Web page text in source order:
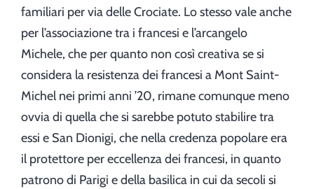
familiari per via delle Crociate. Lo stesso vale anche
per l’associazione tra i francesi e l’arcangelo
Michele, che per quanto non così creativa se si
considera la resistenza dei francesi a Mont Saint-
Michel nei primi anni ’20, rimane comunque meno
ovvia di quella che si sarebbe potuto stabilire tra
essi e San Dionigi, che nella credenza popolare era
il protettore per eccellenza dei francesi, in quanto
patrono di Parigi e della basilica in cui da secoli si